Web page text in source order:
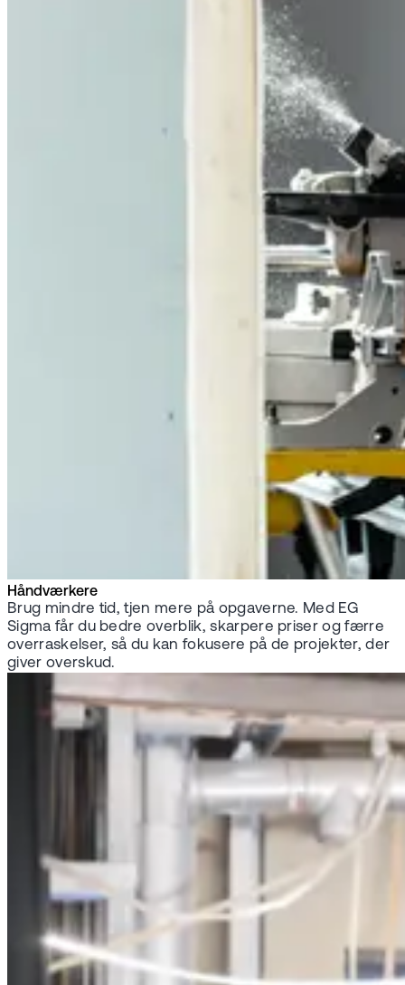
Håndværkere
Brug mindre tid, tjen mere på opgaverne. Med EG
Sigma får du bedre overblik, skarpere priser og færre
overraskelser, så du kan fokusere på de projekter, der
giver overskud.